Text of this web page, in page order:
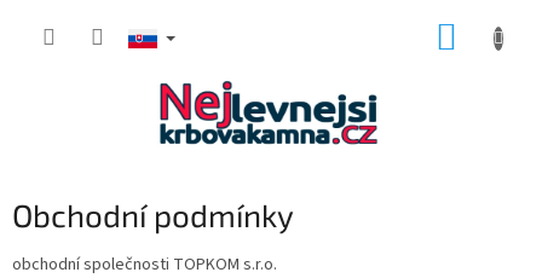
Obchodní podmínky
obchodní společnosti TOPKOM s.r.o.